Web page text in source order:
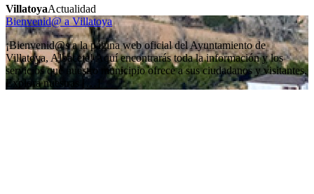
VillatoyaActualidad
Bienvenid@ a Villatoya
¡Bienvenid@s a la página web oficial del Ayuntamiento de
Villatoya, Albacete! Aquí encontrarás toda la información y los
servicios que nuestro municipio ofrece a sus ciudadanos y visitantes.
Explora nuestras […]